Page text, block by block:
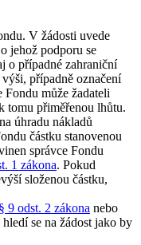
V žádosti uvede
jehož podporu se
o případné zahraniční
případně označení
Fondu může žadateli
tomu přiměřenou lhůtu.
úhradu nákladů
částku stanovenou
správce Fondu
1 zákona. Pokud
složenou částku,
§ 9 odst. 2 zákona nebo
hledí se na žádost jako by